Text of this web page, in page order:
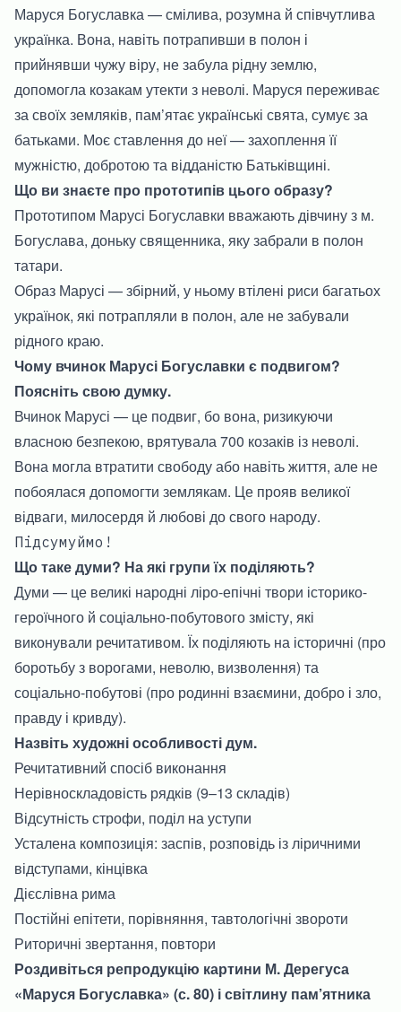
Маруся Богуславка — смілива, розумна й співчутлива
українка. Вона, навіть потрапивши в полон і
прийнявши чужу віру, не забула рідну землю,
допомогла козакам утекти з неволі. Маруся переживає
за своїх земляків, пам’ятає українські свята, сумує за
батьками. Моє ставлення до неї — захоплення її
мужністю, добротою та відданістю Батьківщині.
Що ви знаєте про прототипів цього образу?
Прототипом Марусі Богуславки вважають дівчину з м.
Богуслава, доньку священника, яку забрали в полон
татари.
Образ Марусі — збірний, у ньому втілені риси багатьох
українок, які потрапляли в полон, але не забували
рідного краю.
Чому вчинок Марусі Богуславки є подвигом?
Поясніть свою думку.
Вчинок Марусі — це подвиг, бо вона, ризикуючи
власною безпекою, врятувала 700 козаків із неволі.
Вона могла втратити свободу або навіть життя, але не
побоялася допомогти землякам. Це прояв великої
відваги, милосердя й любові до свого народу.
Підсумуймо!
Що таке думи? На які групи їх поділяють?
Думи — це великі народні ліро-епічні твори історико-
героїчного й соціально-побутового змісту, які
виконували речитативом. Їх поділяють на історичні (про
боротьбу з ворогами, неволю, визволення) та
соціально-побутові (про родинні взаємини, добро і зло,
правду і кривду).
Назвіть художні особливості дум.
Речитативний спосіб виконання
Нерівноскладовість рядків (9–13 складів)
Відсутність строфи, поділ на уступи
Усталена композиція: заспів, розповідь із ліричними
відступами, кінцівка
Дієслівна рима
Постійні епітети, порівняння, тавтологічні звороти
Риторичні звертання, повтори
Роздивіться репродукцію картини М. Дерегуса
«Маруся Богуславка» (с. 80) і світлину пам’ятника